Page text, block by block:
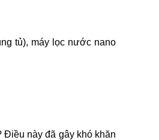
tủ), máy lọc nước nano
Điều này đã gây khó khăn